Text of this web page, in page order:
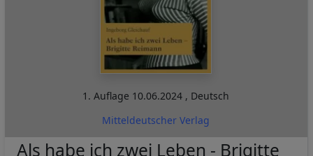
1. Auflage 10.06.2024 , Deutsch
Mitteldeutscher Verlag
Als habe ich zwei Leben - Brigitte